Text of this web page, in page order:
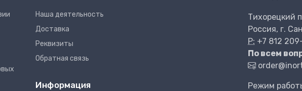
Наша деятельность
Доставка
Реквизиты
Обратная связь
Информация
Тихорецкий
Россия, г.
P: +7 812
По всем
Режим